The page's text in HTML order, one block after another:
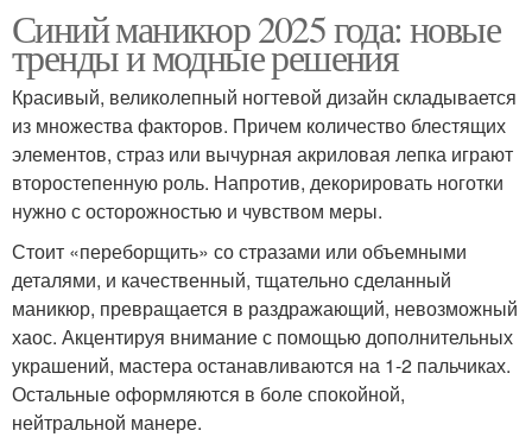
Синий маникюр 2025 года: новые
тренды и модные решения
Красивый, великолепный ногтевой дизайн складывается
из множества факторов. Причем количество блестящих
элементов, страз или вычурная акриловая лепка играют
второстепенную роль. Напротив, декорировать ноготки
нужно с осторожностью и чувством меры.
Стоит «переборщить» со стразами или объемными
деталями, и качественный, тщательно сделанный
маникюр, превращается в раздражающий, невозможный
хаос. Акцентируя внимание с помощью дополнительных
украшений, мастера останавливаются на 1-2 пальчиках.
Остальные оформляются в боле спокойной,
нейтральной манере.